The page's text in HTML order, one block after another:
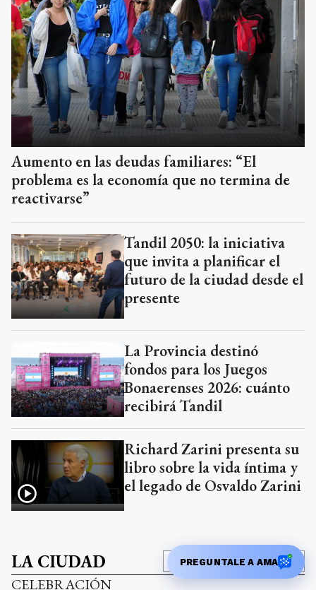
Aumento en las deudas familiares: “El
problema es la economía que no termina de
reactivarse”
Tandil 2050: la iniciativa
que invita a planificar el
futuro de la ciudad desde el
presente
La Provincia destinó
fondos para los Juegos
Bonaerenses 2026: cuánto
recibirá Tandil
Richard Zarini presenta su
libro sobre la vida íntima y
el legado de Osvaldo Zarini
LA CIUDAD Añadir como fuente en
CELEBRACIÓN
PREGUNTALE A AMA